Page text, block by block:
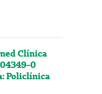
Clínica
0
Policlínica